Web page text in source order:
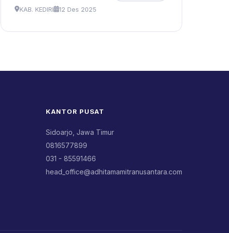
KAB. KEDIRI 12 Des 2025
KANTOR PUSAT
Sidoarjo, Jawa Timur
0816577899
031 - 85591466
head_office@adhitamamitranusantara.com